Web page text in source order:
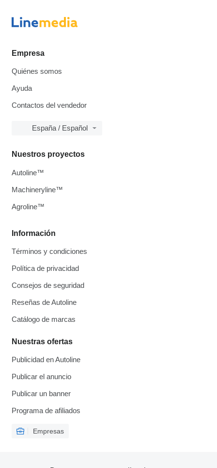
Empresa
Quiénes somos
Ayuda
Contactos del vendedor
España / Español
Información
Términos y condiciones
Política de privacidad
Consejos de seguridad
Reseñas de Autoline
Catálogo de marcas
Nuestras ofertas
Publicidad en Autoline
Publicar el anuncio
Publicar un banner
Programa de afiliados
Empresas
Nuestros proyectos
Autoline™
Machineryline™
Agroline™